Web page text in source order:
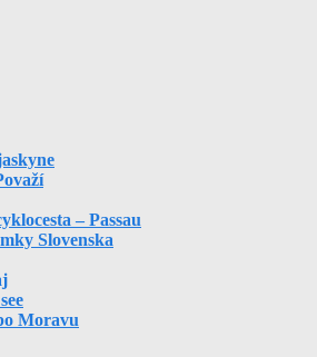
– Passau
Slovenska
Moravu